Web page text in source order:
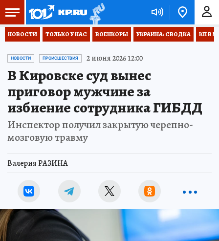
НОВОСТИ ТОЛЬКО У НАС ВОЕНКОРЫ УКРАИНА: СВОДКА КП В
НОВОСТИ ПРОИСШЕСТВИЯ 2 июня 2026 12:00
В Кировске суд вынес
приговор мужчине за
избиение сотрудника ГИБДД
Инспектор получил закрытую черепно-
мозговую травму
Валерия РАЗИНА